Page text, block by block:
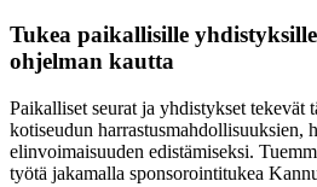
Tukea paikallisille
ohjelman kautta
Paikalliset seurat ja yhdistykset tekevät
kotiseudun harrastusmahdollisuuksien,
elinvoimaisuuden edistämiseksi.
työtä jakamalla sponsorointitukea